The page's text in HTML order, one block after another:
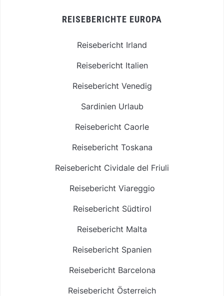
REISEBERICHTE EUROPA
Reisebericht Irland
Reisebericht Italien
Reisebericht Venedig
Sardinien Urlaub
Reisebericht Caorle
Reisebericht Toskana
Reisebericht Cividale del Friuli
Reisebericht Viareggio
Reisebericht Südtirol
Reisebericht Malta
Reisebericht Spanien
Reisebericht Barcelona
Reisebericht Österreich